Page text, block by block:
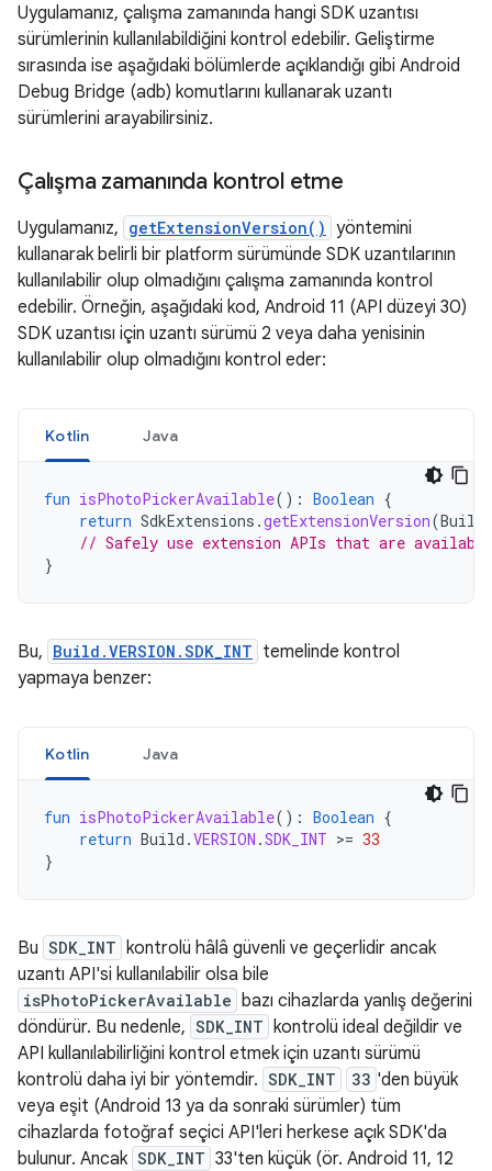
Uygulamanız, çalışma zamanında hangi SDK uzantısı
sürümlerinin kullanılabildiğini kontrol edebilir. Geliştirme
sırasında ise aşağıdaki bölümlerde açıklandığı gibi Android
Debug Bridge (adb) komutlarını kullanarak uzantı
sürümlerini arayabilirsiniz.
Çalışma zamanında kontrol etme
Uygulamanız, getExtensionVersion() yöntemini
kullanarak belirli bir platform sürümünde SDK uzantılarının
kullanılabilir olup olmadığını çalışma zamanında kontrol
edebilir. Örneğin, aşağıdaki kod, Android 11 (API düzeyi 30)
SDK uzantısı için uzantı sürümü 2 veya daha yenisinin
kullanılabilir olup olmadığını kontrol eder:
Kotlin Java
fun isPhotoPickerAvailable(): Boolean {
return SdkExtensions .getExtensionVersion(Build
// Safely use extension APIs that are
}
Bu, Build.VERSION.SDK_INT temelinde kontrol
yapmaya benzer:
Kotlin Java
fun isPhotoPickerAvailable(): Boolean {
return Build .VERSION .SDK_INT >= 33
}
Bu SDK_INT
kontrolü hâlâ güvenli ve geçerlidir ancak
uzantı API'si kullanılabilir olsa bile
isPhotoPickerAvailable
bazı cihazlarda yanlış değerini
döndürür. Bu nedenle, SDK_INT
kontrolü ideal değildir ve
API kullanılabilirliğini kontrol etmek için uzantı sürümü
kontrolü daha iyi bir yöntemdir. SDK_INT 33 'den büyük
veya eşit (Android 13 ya da sonraki sürümler) tüm
cihazlarda fotoğraf seçici API'leri herkese açık SDK'da
bulunur. Ancak SDK_INT 33'ten küçük (ör. Android 11, 12